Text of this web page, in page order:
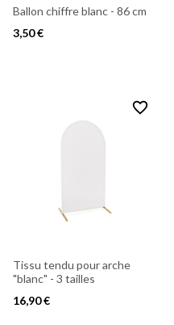
Ballon chiffre blanc - 86 cm
3,50 €
favorite_border
Tissu tendu pour arche
"blanc" - 3 tailles
16,90 €